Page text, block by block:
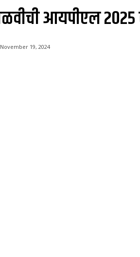
आयपीएल २०२५
November 19, 2024